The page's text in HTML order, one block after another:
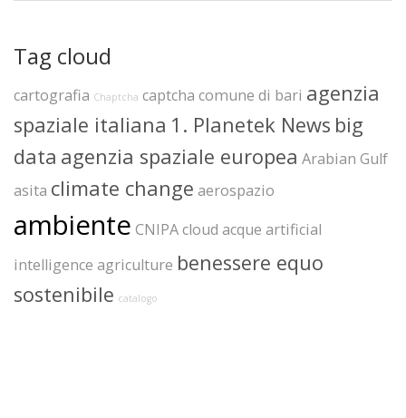
Tag cloud
cartografia Chaptcha captcha comune di bari agenzia
spaziale italiana 1. Planetek News big
data agenzia spaziale europea Arabian Gulf
asita climate change aerospazio
ambiente CNIPAcloud acque artificial
intelligence agriculture benessere equo
sostenibile catalogo